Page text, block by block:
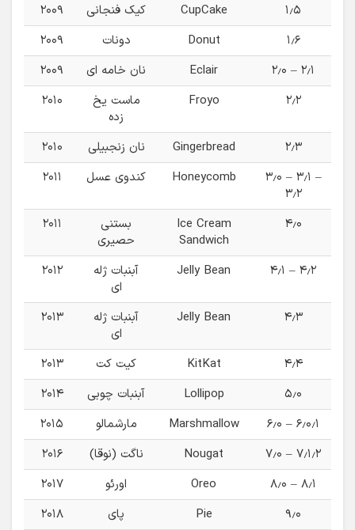
۱٫۵
CupCake کیک فنجانی
۲۰۰۹
۱٫۶
Donut دونات
۲۰۰۹
۲٫۰ – ۲٫۱
Eclair نان خامه ای
۲۰۰۹
۲٫۲
Froyo
ماست یخ
زده
۲۰۱۰
۲٫۳ Gingerbread نان زنجبیلی
۲۰۱۰
۳٫۰ – ۳٫۱ –
۳٫۲
Honeycomb کندوی عسل ۲۰۱۱
۴٫۰
Ice Cream
Sandwich
بستنی
حصیری
۲۰۱۱
۴٫۱ – ۴٫۲ Jelly Bean
آبنبات ژله
ای
۲۰۱۲
۴٫۳ Jelly Bean
آبنبات ژله
ای
۲۰۱۳
۴٫۴ KitKat کیت کت
۲۰۱۳
۵٫۰
Lollipop آبنبات چوبی
۲۰۱۴
۶٫۰ – ۶٫۰٫۱
Marshmallow مارشمالو
۲۰۱۵
۷٫۰ – ۷٫۱٫۲
Nougat ناگت (نوقا)
۲۰۱۶
۸٫۰ – ۸٫۱
Oreo اورئو
۲۰۱۷
۹٫۰
Pie پای
۲۰۱۸